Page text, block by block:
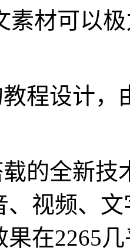
素材可以
程设计，
的全新
、视频、
果在2265